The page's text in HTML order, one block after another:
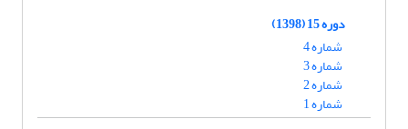
دوره 15 (1398)
شماره 4
شماره 3
شماره 2
شماره 1